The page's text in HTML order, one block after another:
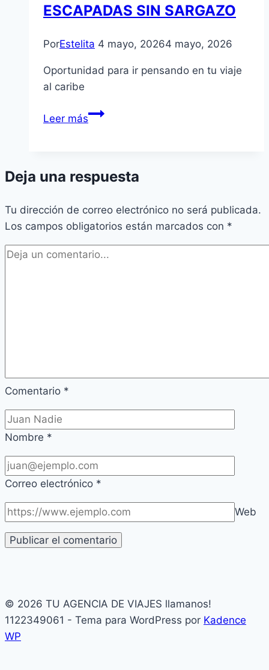
ESCAPADAS SIN SARGAZO
PorEstelita 4 mayo, 20264 mayo, 2026
Oportunidad para ir pensando en tu viaje
al caribe
Leer másESCAPADAS
Deja una respuesta
Tu dirección de correo electrónico no será publicada.
Los campos obligatorios están marcados con *
Comentario *
Nombre *
Correo electrónico *
Web
© 2026 TU AGENCIA DE VIAJES llamanos!
1122349061 - Tema para WordPress por Kadence
WP